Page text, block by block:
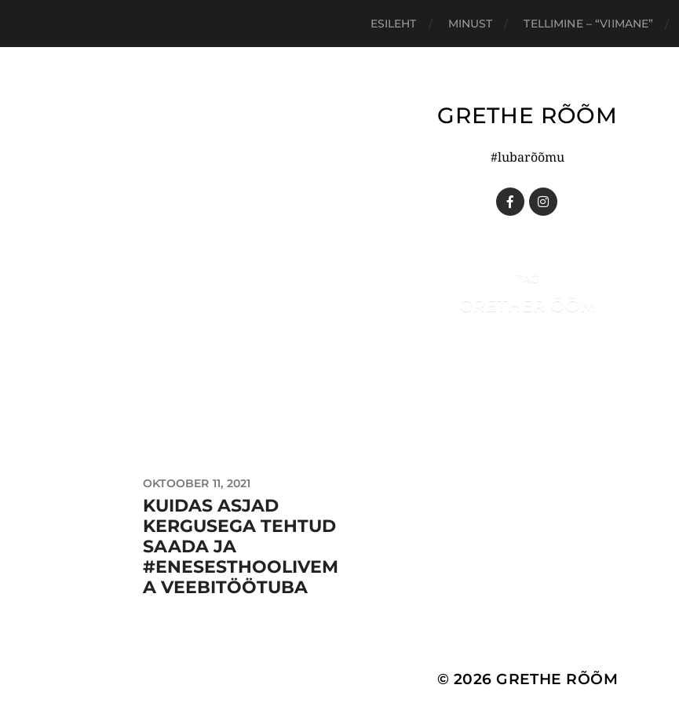
ESILEHT MINUST TELLIMINE – “VIIMANE”
GRETHE RÕÕM
#lubarõõmu
TAG
GRETHER ÕÕM
OKTOOBER 11, 2021
KUIDAS ASJAD
KERGUSEGA TEHTUD
SAADA JA
#ENESESTHOOLIVEM
A VEEBITÖÖTUBA
© 2026GRETHE RÕÕM